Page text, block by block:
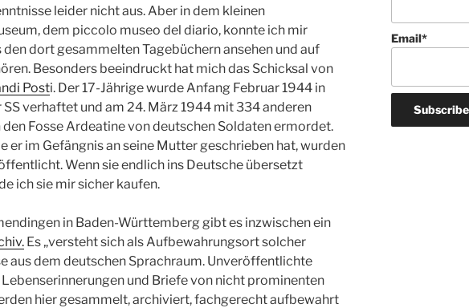
leider nicht aus. Aber in dem kleinen
dem piccolo museo del diario, konnte ich mir
den dort gesammelten Tagebüchern ansehen und auf
Besonders beeindruckt hat mich das Schicksal von
Posti. Der 17-Jährige wurde Anfang Februar 1944 in
SS verhaftet und am 24. März 1944 mit 334 anderen
den Fosse Ardeatine von deutschen Soldaten ermordet.
er im Gefängnis an seine Mutter geschrieben hat, wurden
Wenn sie endlich ins Deutsche übersetzt
ich sie mir sicher kaufen.
in Baden-Württemberg gibt es inzwischen ein
Es „versteht sich als Aufbewahrungsort solcher
aus dem deutschen Sprachraum. Unveröffentlichte
Lebenserinnerungen und Briefe von nicht prominenten
hier gesammelt, archiviert, fachgerecht aufbewahrt
Email*